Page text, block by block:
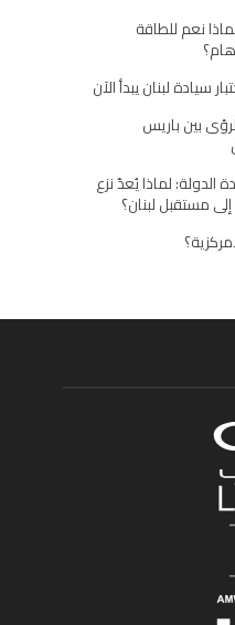
نعم للطاقة
لبنان يبدأ الآن
بين باريس
الدولة: لماذا يُعدّ نزع
مستقبل لبنان؟